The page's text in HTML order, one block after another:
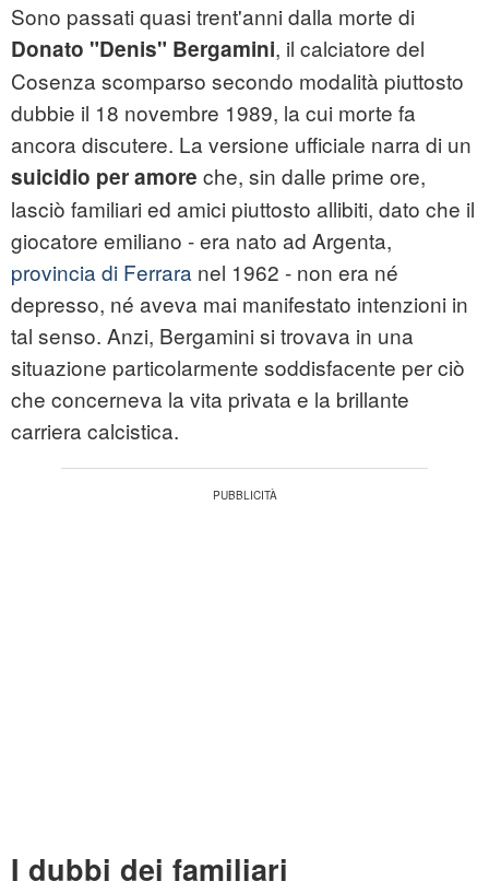
Sono passati quasi trent'anni dalla morte di
Donato "Denis" Bergamini, il calciatore del
Cosenza scomparso secondo modalità piuttosto
dubbie il 18 novembre 1989, la cui morte fa
ancora discutere. La versione ufficiale narra di un
suicidio per amore che, sin dalle prime ore,
lasciò familiari ed amici piuttosto allibiti, dato che il
giocatore emiliano - era nato ad Argenta,
provincia di Ferrara nel 1962 - non era né
depresso, né aveva mai manifestato intenzioni in
tal senso. Anzi, Bergamini si trovava in una
situazione particolarmente soddisfacente per ciò
che concerneva la vita privata e la brillante
carriera calcistica.
I dubbi dei familiari